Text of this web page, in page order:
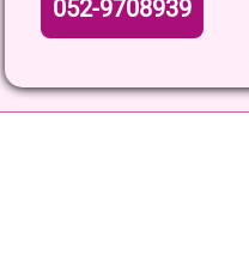
052-9708939